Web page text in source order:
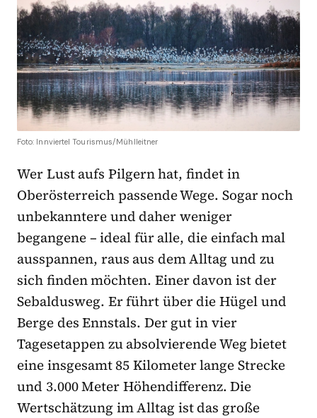
Foto: Innviertel Tourismus/Mühlleitner
Wer Lust aufs Pilgern hat, findet in
Oberösterreich passende Wege. Sogar noch
unbekanntere und daher weniger
begangene – ideal für alle, die einfach mal
ausspannen, raus aus dem Alltag und zu
sich finden möchten. Einer davon ist der
Sebaldusweg. Er führt über die Hügel und
Berge des Ennstals. Der gut in vier
Tagesetappen zu absolvierende Weg bietet
eine insgesamt 85 Kilometer lange Strecke
und 3.000 Meter Höhendifferenz. Die
Wertschätzung im Alltag ist das große